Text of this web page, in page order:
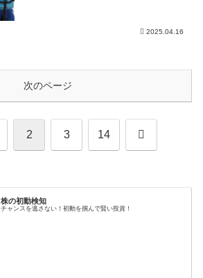
2025.04.16
次のページ
2 3 14 次
株の初動検知
チャンスを逃さない！初動を掴んで賢い投資！